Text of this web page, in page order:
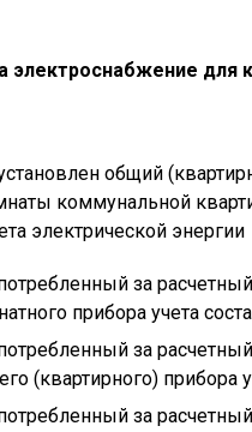
электроснабжение для
общий
коммунальной
электрической энергии
за
прибора учета
за
(квартирного) прибора
за